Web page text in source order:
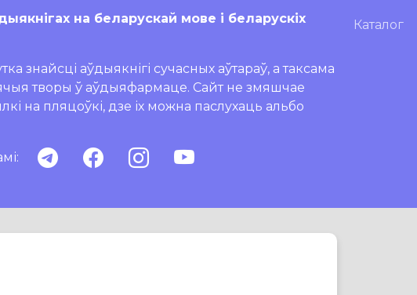
на беларускай мове і беларускіх
знайсці аўдыякнігі сучасных аўтараў, а таксама
творы ў аўдыяфармаце. Сайт не змяшчае
на пляцоўкі, дзе іх можна паслухаць альбо
Каталог